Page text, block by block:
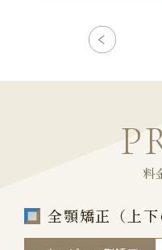
料
全顎矯正（上下